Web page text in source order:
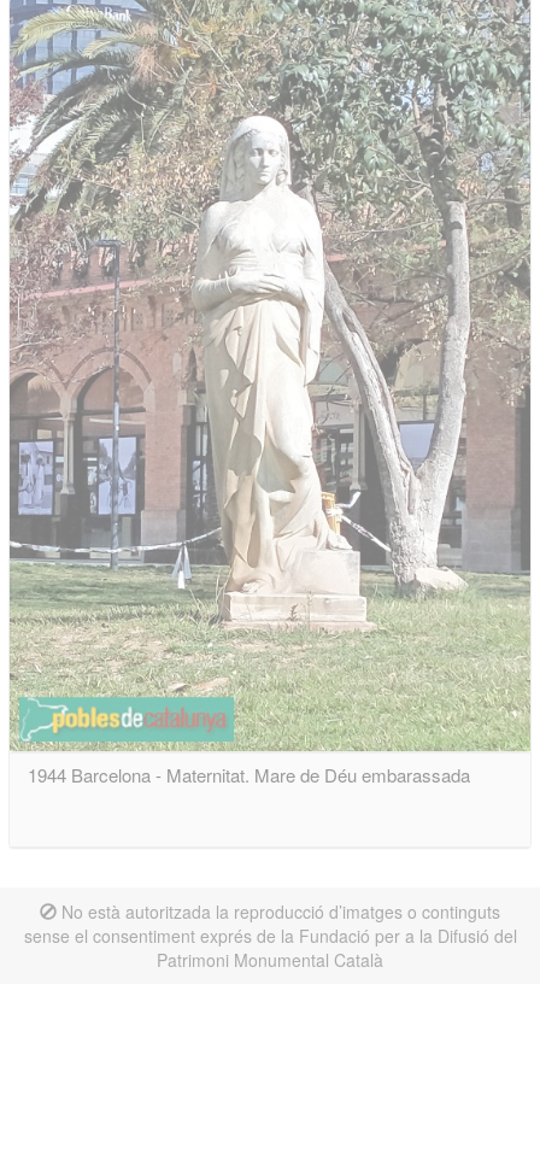
1944 Barcelona - Maternitat. Mare de Déu embarassada
No està autoritzada la reproducció d’imatges o continguts
sense el consentiment exprés de la Fundació per a la Difusió del
Patrimoni Monumental Català